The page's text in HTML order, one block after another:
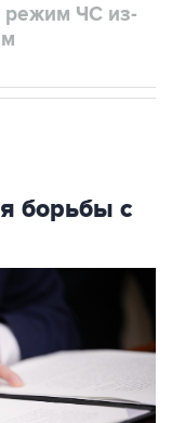
режим ЧС из-
борьбы с